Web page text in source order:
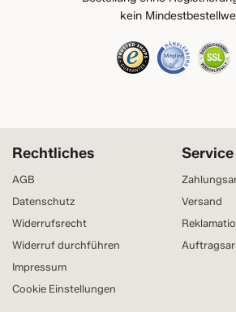
kein
Service
Versand
Rechtliches
AGB
Datenschutz
Widerrufsrecht
Widerruf durchführen
Impressum
Cookie Einstellungen